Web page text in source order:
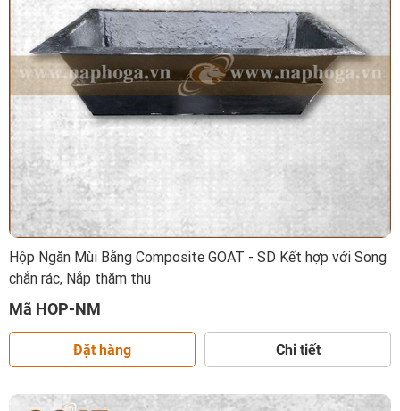
Hộp Ngăn Mùi Bằng Composite GOAT - SD Kết hợp với Song
chắn rác, Nắp thăm thu
Mã HOP-NM
Đặt hàng Chi tiết